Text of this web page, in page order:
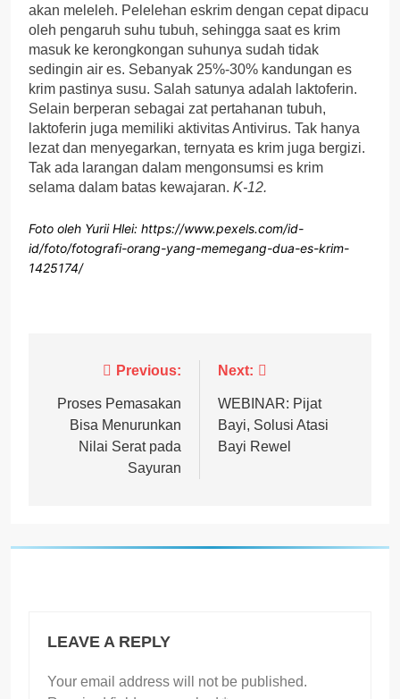
akan meleleh. Pelelehan eskrim dengan cepat dipacu
oleh pengaruh suhu tubuh, sehingga saat es krim
masuk ke kerongkongan suhunya sudah tidak
sedingin air es. Sebanyak 25%-30% kandungan es
krim pastinya susu. Salah satunya adalah laktoferin.
Selain berperan sebagai zat pertahanan tubuh,
laktoferin juga memiliki aktivitas Antivirus. Tak hanya
lezat dan menyegarkan, ternyata es krim juga bergizi.
Tak ada larangan dalam mengonsumsi es krim
selama dalam batas kewajaran. K-12.
Foto oleh Yurii Hlei: https://www.pexels.com/id-
id/foto/fotografi-orang-yang-memegang-dua-es-krim-
1425174/
navigation
Previous:
Proses Pemasakan
Bisa Menurunkan
Nilai Serat pada
Sayuran
Next:
WEBINAR: Pijat
Bayi, Solusi Atasi
Bayi Rewel
LEAVE A REPLY
Your email address will not be published.